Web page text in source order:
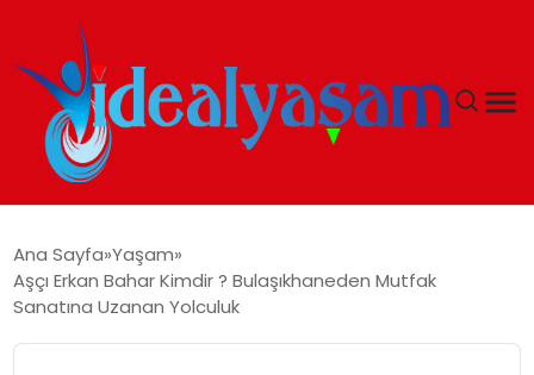
GÜNDEM
Ana Sayfa Yaşam
Aşçı Erkan Bahar Kimdir ? Bulaşıkhaneden Mutfak
Sanatına Uzanan Yolculuk